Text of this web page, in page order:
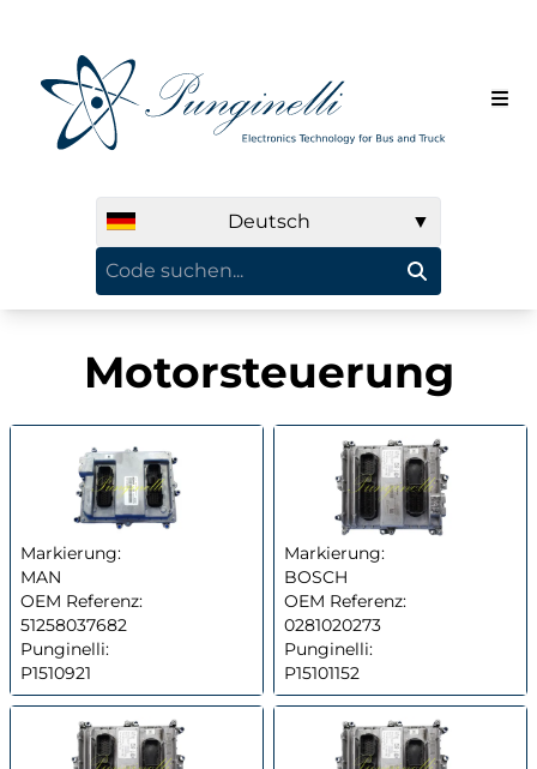
Deutsch ▼
Motorsteuerung
Markierung:
MAN
OEM Referenz:
51258037682
Punginelli:
P1510921
Markierung:
BOSCH
OEM Referenz:
0281020273
Punginelli:
P15101152